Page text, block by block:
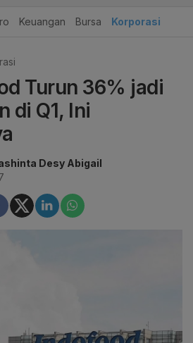
Keuangan Bursa Korporasi
Turun 36% jadi
di Q1, Ini
Desy Abigail